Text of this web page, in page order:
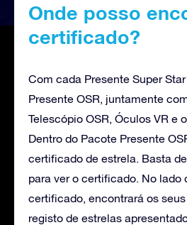
Onde posso
certificado?
Com cada Presente Super
Presente OSR, juntamente
Telescópio OSR, Óculos VR e
Dentro do Pacote Presente
certificado de estrela. Basta
para ver o certificado. No lado
certificado, encontrará os
registo de estrelas